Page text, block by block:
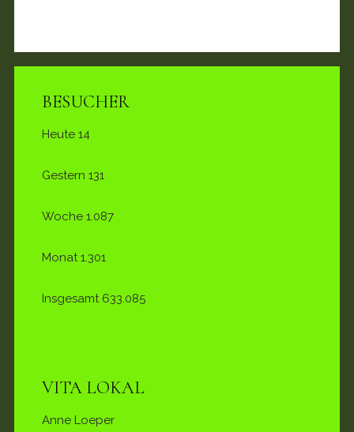
BESUCHER
Heute 14
Gestern 131
Woche 1.087
Monat1.301
Insgesamt 633.085
VITA LOKAL
Anne Loeper